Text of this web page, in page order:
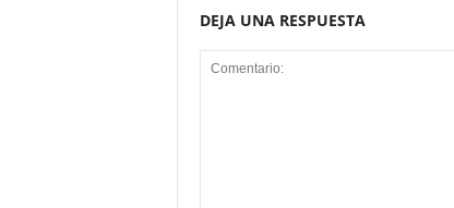
DEJA UNA RESPUESTA